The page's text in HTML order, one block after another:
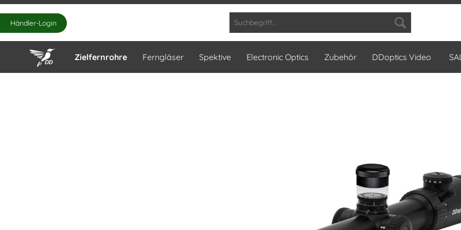
Händler-Login
Zielfernrohre Ferngläser Spektive Electronic Optics Zubehör DDoptics Video